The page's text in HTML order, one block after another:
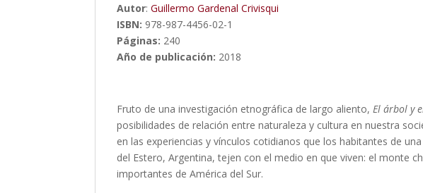
Autor:Guillermo Gardenal Crivisqui
ISBN: 978-987-4456-02-1
Páginas: 240
Año de publicación: 2018
Fruto de una investigación etnográfica de largo aliento, El árbol y
posibilidades de relación entre naturaleza y cultura en nuestra
en las experiencias y vínculos cotidianos que los habitantes de
del Estero, Argentina, tejen con el medio en que viven: el monte
importantes de América del Sur.